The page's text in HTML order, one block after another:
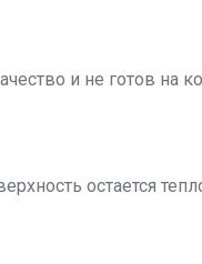
и не готов на
остается